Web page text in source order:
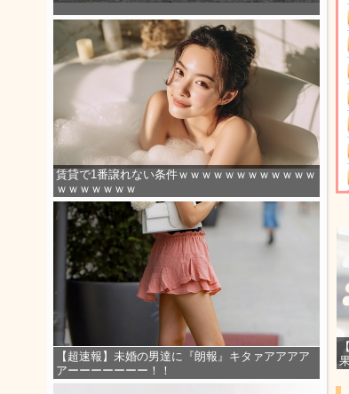
賃貸で1番譲れない条件ｗｗｗｗｗｗｗｗｗｗｗｗ
ｗｗｗｗｗｗｗ
【超速報】未婚の男達に『朗報』キタァアアアア
アーーーーーーー！！